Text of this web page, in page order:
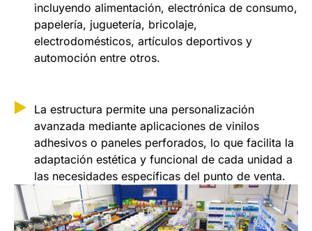
incluyendo alimentación, electrónica de consumo,
papelería, juguetería, bricolaje,
electrodomésticos, artículos deportivos y
automoción entre otros.
La estructura permite una personalización
avanzada mediante aplicaciones de vinilos
adhesivos o paneles perforados, lo que facilita la
adaptación estética y funcional de cada unidad a
las necesidades específicas del punto de venta.